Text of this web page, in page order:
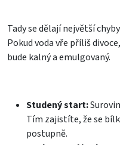
Tady se dělají největší
Pokud voda vře příliš
bude kalný a emulgovaný.
Studený start:
Tím zajistíte, že se
postupně.